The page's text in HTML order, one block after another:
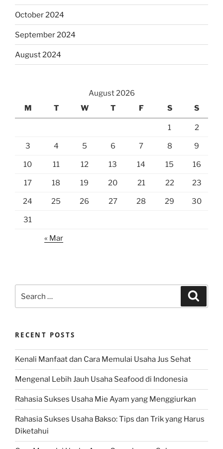
October 2024
September 2024
August 2024
August 2026
M
T W T F S S
1 2
3 4 5 6 7 8 9
10 11 12 13 14 15 16
17 18 19 20 21 22 23
24 25 26 27 28 29 30
31
« Mar
for:
RECENT POSTS
Kenali Manfaat dan Cara Memulai Usaha Jus Sehat
Mengenal Lebih Jauh Usaha Seafood di Indonesia
Rahasia Sukses Usaha Mie Ayam yang Menggiurkan
Rahasia Sukses Usaha Bakso: Tips dan Trik yang Harus
Diketahui